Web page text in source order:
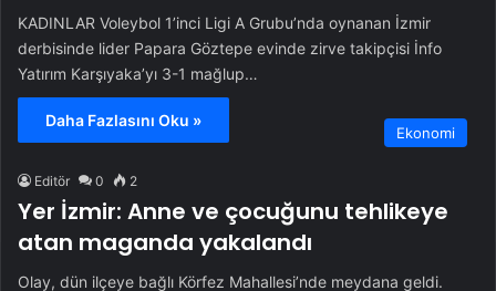
KADINLAR Voleybol 1’inci Ligi A Grubu’nda oynanan İzmir
derbisinde lider Papara Göztepe evinde zirve takipçisi İnfo
Yatırım Karşıyaka’yı 3-1 mağlup…
Daha Fazlasını Oku »
Ekonomi
Editör 0 2
Yer İzmir: Anne ve çocuğunu tehlikeye
atan maganda yakalandı
Olay, dün ilçeye bağlı Körfez Mahallesi’nde meydana geldi.